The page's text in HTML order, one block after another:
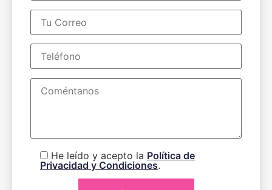
He leído y acepto la Política de
Privacidad y Condiciones.